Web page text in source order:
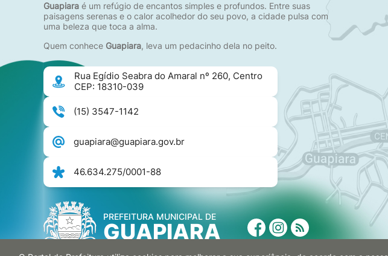
Guapiara é um refúgio de encantos simples e profundos. Entre suas
paisagens serenas e o calor acolhedor do seu povo, a cidade pulsa com
uma beleza que toca a alma.
Quem conhece Guapiara, leva um pedacinho dela no peito.
Rua Egídio Seabra do Amaral nº 260, Centro
CEP: 18310-039
(15) 3547-1142
guapiara@guapiara.gov.br
46.634.275/0001-88
PREFEITURA MUNICIPAL DE
GUAPIARA